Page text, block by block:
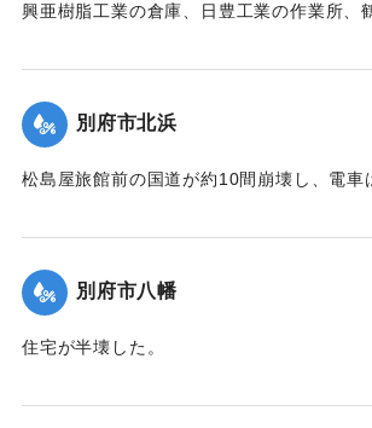
興亜樹脂工業の倉庫、日豊工業の作業所、
の損害などもあった。
【出典：大分合同新聞 1942年8月28日発行
｜固有コード:00474058
別府市北浜
松島屋旅館前の国道が約10間崩壊し、電車
｜固有コード:
別府市八幡
住宅が半壊した。